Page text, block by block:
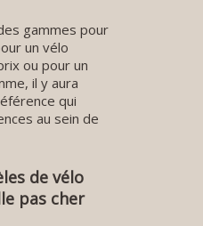
gammes pour
un vélo
ou pour un
il y aura
qui
au sein de
de vélo
pas cher